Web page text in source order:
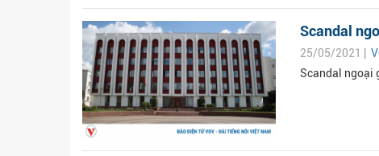
Scandal
25/05/2021 |
Scandal ngoại